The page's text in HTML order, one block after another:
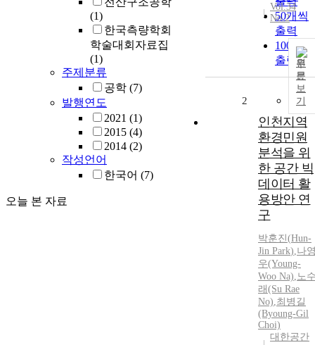
(1)
한국측량학회
학술대회자료집
(1)
주제분류
공학 (7)
발행연도
2021 (1)
2015 (4)
2014 (2)
작성언어
한국어 (7)
오늘 본 자료
50개씩
출력
100개씩
출력
Vol.34
No.2
원
문
보
기
2
인천지역
환경민원
분석을 위
한 공간 빅
데이터 활
용방안 연
구
박훈진(Hun-
Jin Park),나
우(Young-
Woo Na),노
래(Su Rae
No),최병길
(Byoung-Gil
Choi)
대한공간